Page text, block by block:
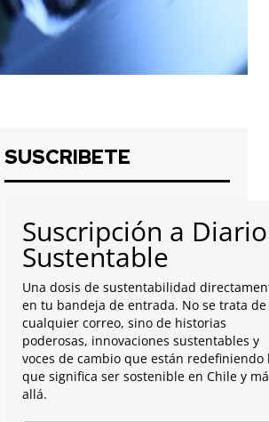
SUSCRIBETE
Suscripción a Diario
Sustentable
Una dosis de sustentabilidad
en tu bandeja de entrada. No se trata de
cualquier correo, sino de historias
poderosas, innovaciones sustentables y
voces de cambio que están redefiniendo
que significa ser sostenible en Chile y
allá.